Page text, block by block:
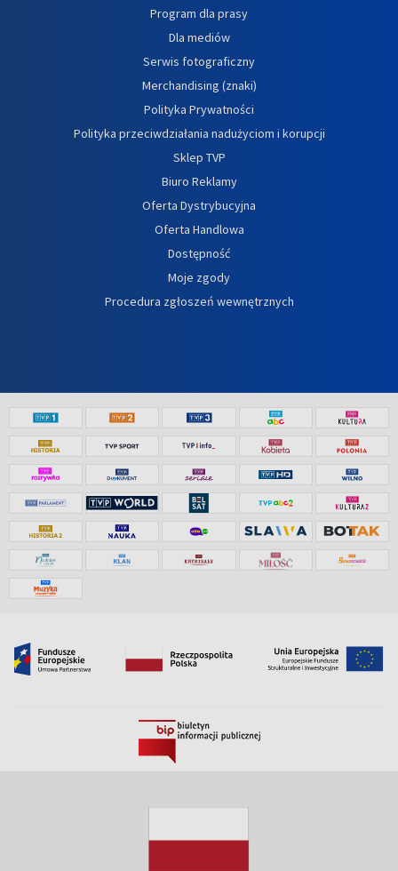
Program dla prasy
Dla mediów
Serwis fotograficzny
Merchandising (znaki)
Polityka Prywatności
Polityka przeciwdziałania nadużyciom i korupcji
Sklep TVP
Biuro Reklamy
Oferta Dystrybucyjna
Oferta Handlowa
Dostępność
Moje zgody
Procedura zgłoszeń wewnętrznych